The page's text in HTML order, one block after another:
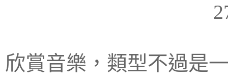
欣賞音樂，類型不過是